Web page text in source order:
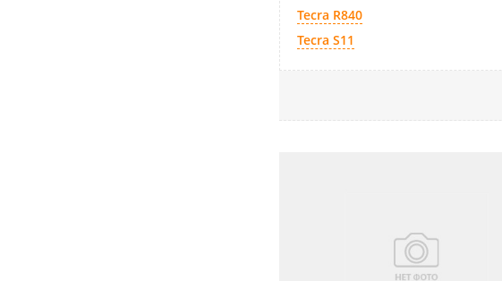
Tecra R840
Tecra S11